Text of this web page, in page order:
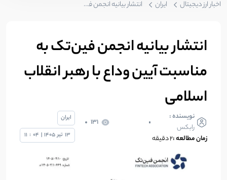
اخبار ارز دیجیتال ایران انتشار بیانیه انجمن فین‌تک به مناسبت آیین وداع با رهبر انقلاب اسلامی
انتشار بیانیه انجمن فین‌تک به
مناسبت آیین وداع با رهبر انقلاب
اسلامی
نویسنده :
رابکس
131
زمان مطالعه :۲ دقیقه
ایران
13 تیر 1405
|
04
:
11